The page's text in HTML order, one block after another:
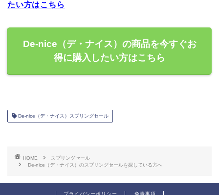
たい方はこちら
De-nice（デ・ナイス）の商品を今すぐお
得に購入したい方はこちら
De-nice（デ・ナイス）スプリングセール
HOME
スプリングセール
De-nice（デ・ナイス）のスプリングセールを探している方へ
プライバシーポリシー 免責事項